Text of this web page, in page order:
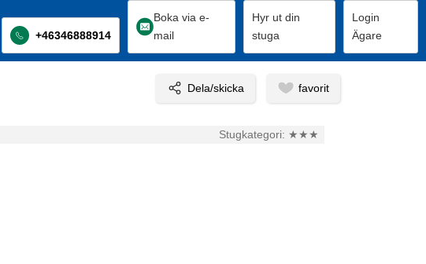
+46346888914
Boka via e-
mail
Hyr ut din
stuga
Login
Ägare
Stugkategori: ★★★